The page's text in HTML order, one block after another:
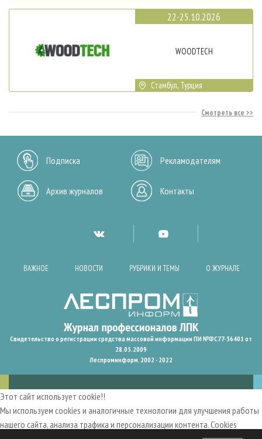
22-25.10.2026
WOODTECH
Стамбул, Турция
Смотреть все
Подписка Рекламодателям
Архив журналов Контакты
ВАЖНОЕ НОВОСТИ РУБРИКИ И ТЕМЫ О ЖУРНАЛЕ
Свидетельство о регистрации средства массовой информации ПИ №ФС77-36401 от
28.05.2009
Леспроминформ. 2002 - 2022
Этот сайт использует cookie!!
Мы используем cookies и аналогичные технологии для улучшения работы
нашего сайта, анализа трафика и персонализации контента. Cookies